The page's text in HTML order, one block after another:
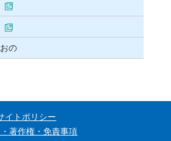
の
イトポリシー
著作権・免責事項